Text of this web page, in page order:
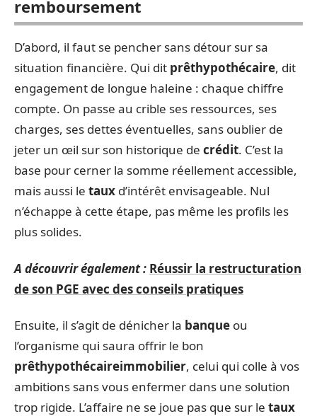
remboursement
D’abord, il faut se pencher sans détour sur sa
situation financière. Qui dit prêthypothécaire, dit
engagement de longue haleine : chaque chiffre
compte. On passe au crible ses ressources, ses
charges, ses dettes éventuelles, sans oublier de
jeter un œil sur son historique de crédit. C’est la
base pour cerner la somme réellement accessible,
mais aussi le taux d’intérêt envisageable. Nul
n’échappe à cette étape, pas même les profils les
plus solides.
A découvrir également : Réussir la restructuration
de son PGE avec des conseils pratiques
Ensuite, il s’agit de dénicher la banque ou
l’organisme qui saura offrir le bon
prêthypothécaireimmobilier, celui qui colle à vos
ambitions sans vous enfermer dans une solution
trop rigide. L’affaire ne se joue pas que sur le taux